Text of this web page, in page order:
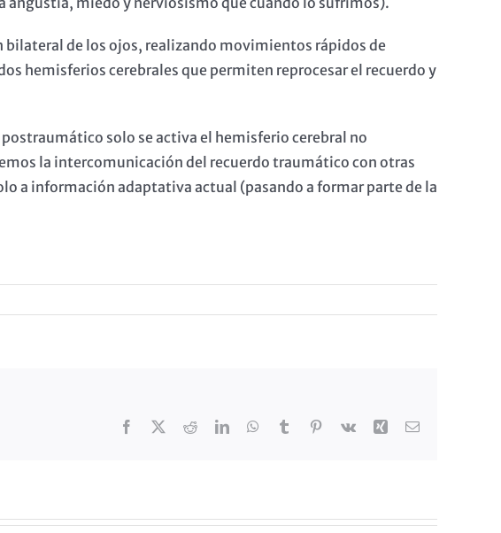
bilateral de los ojos, realizando movimientos rápidos de
hemisferios cerebrales que permiten reprocesar el recuerdo y
solo se activa el hemisferio cerebral no
la intercomunicación del recuerdo traumático con otras
a información adaptativa actual (pasando a formar parte de la
Facebook RedditLinkedInWhatsApp
Tumblr Pinterest
Vk Xing Correo